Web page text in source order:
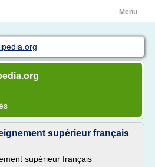
Menu
supérieur français
supérieur français